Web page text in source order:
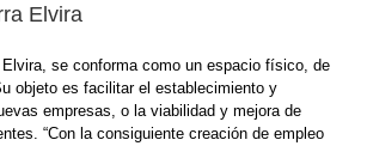
Elvira
Elvira, se conforma como un espacio físico, de
objeto es facilitar el establecimiento y
empresas, o la viabilidad y mejora de
“Con la consiguiente creación de empleo